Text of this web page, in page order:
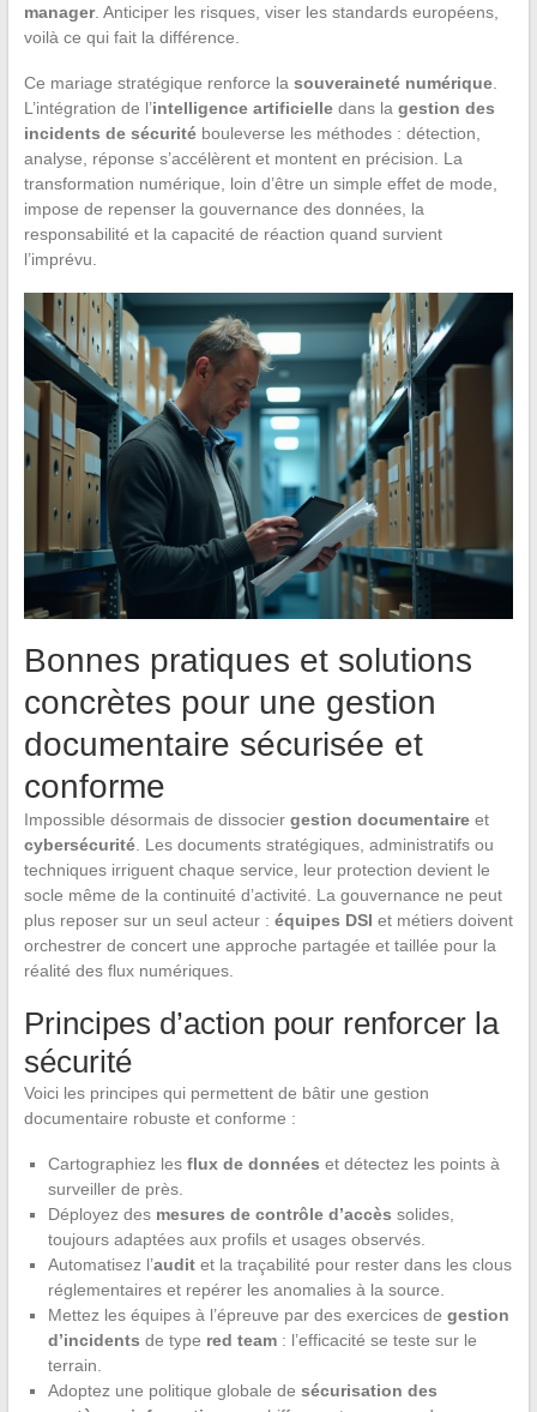
manager. Anticiper les risques, viser les standards européens,
voilà ce qui fait la différence.
Ce mariage stratégique renforce la souveraineté numérique.
L’intégration de l’intelligence artificielledans la gestion des
incidents de sécuritébouleverse les méthodes : détection,
analyse, réponse s’accélèrent et montent en précision. La
transformation numérique, loin d’être un simple effet de mode,
impose de repenser la gouvernance des données, la
responsabilité et la capacité de réaction quand survient
l’imprévu.
Bonnes pratiques et solutions
concrètes pour une gestion
documentaire sécurisée et
conforme
Impossible désormais de dissocier gestion documentaireet
cybersécurité. Les documents stratégiques, administratifs ou
techniques irriguent chaque service, leur protection devient le
socle même de la continuité d’activité. La gouvernance ne peut
plus reposer sur un seul acteur : équipes DSI et métiers doivent
orchestrer de concert une approche partagée et taillée pour la
réalité des flux numériques.
Principes d’action pour renforcer la
sécurité
Voici les principes qui permettent de bâtir une gestion
documentaire robuste et conforme :
Cartographiez les flux de données et détectez les points à
surveiller de près.
Déployez des mesures de contrôle d’accès solides,
toujours adaptées aux profils et usages observés.
Automatisez l’auditet la traçabilité pour rester dans les clous
réglementaires et repérer les anomalies à la source.
Mettez les équipes à l’épreuve par des exercices de gestion
d’incidents de type red team: l’efficacité se teste sur le
terrain.
Adoptez une politique globale de sécurisation des